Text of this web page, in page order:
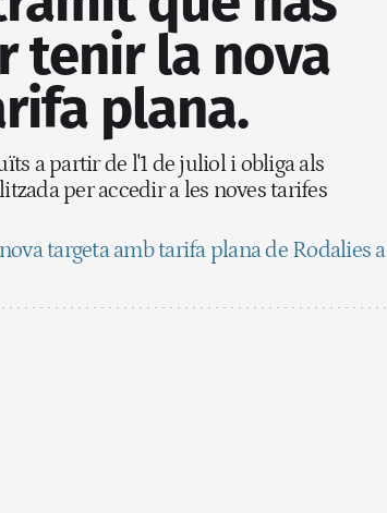
tenir la nova
plana.
a partir de l'1 de juliol i obliga als
per accedir a les noves tarifes
targeta amb tarifa plana de Rodalies a